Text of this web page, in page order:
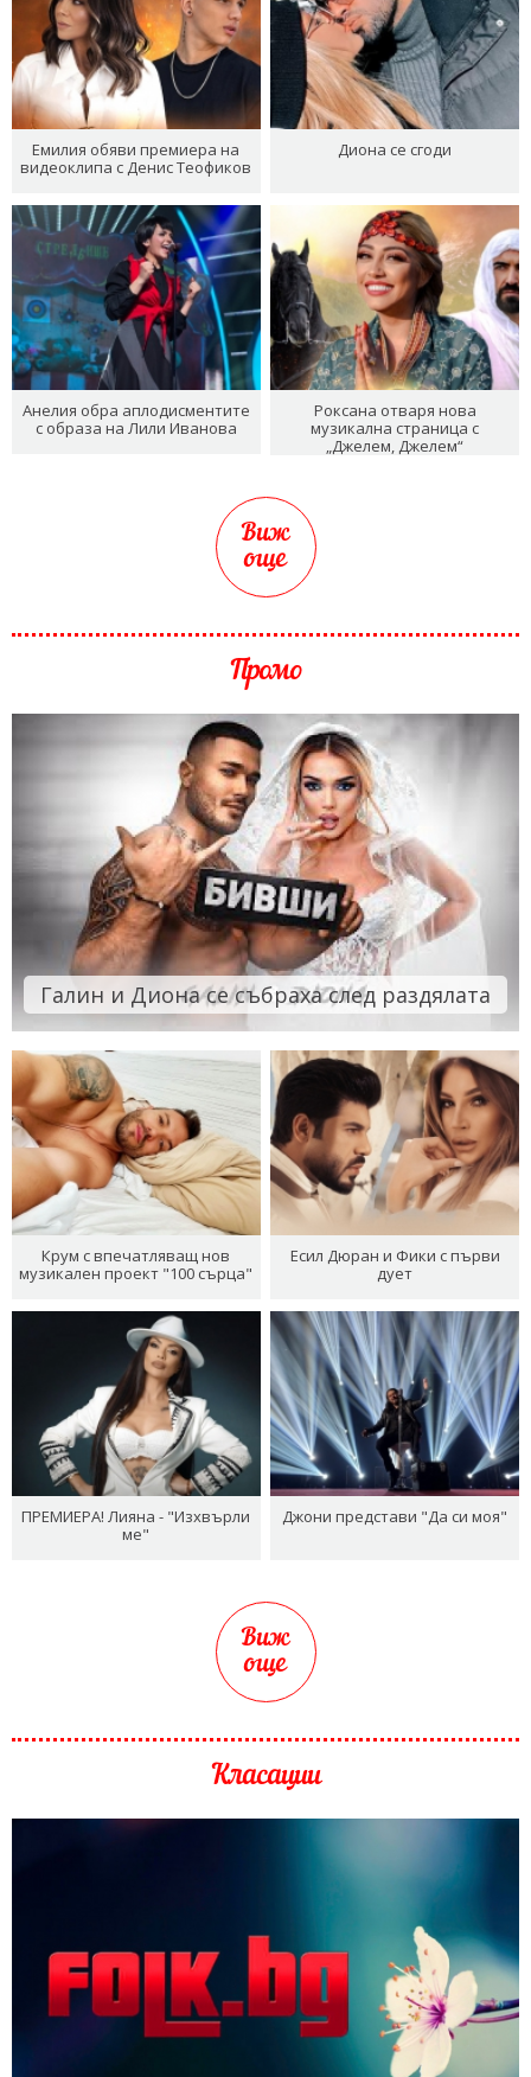
Емилия обяви премиера на
видеоклипа с Денис Теофиков
Диона се сгоди
Анелия обра аплодисментите
с образа на Лили Иванова
Роксана отваря нова
музикална страница с
„Джелем, Джелем“
Виж
още
Промо
Галин и Диона се събраха след раздялата
Крум с впечатляващ нов
музикален проект "100 сърца"
Есил Дюран и Фики с първи
дует
ПРЕМИЕРА! Лияна - "Изхвърли
ме"
Джони представи "Да си моя"
Виж
още
Класации